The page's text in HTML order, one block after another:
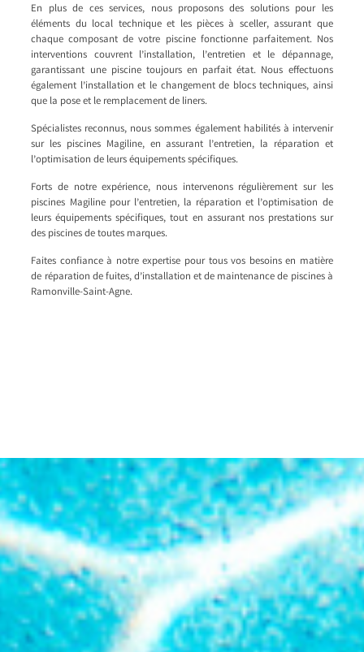
En plus de ces services, nous proposons des solutions pour les
éléments du local technique et les pièces à sceller, assurant que
chaque composant de votre piscine fonctionne parfaitement. Nos
interventions couvrent l’installation, l’entretien et le dépannage,
garantissant une piscine toujours en parfait état. Nous effectuons
également l’installation et le changement de blocs techniques, ainsi
que la pose et le remplacement de liners.
Spécialistes reconnus, nous sommes également habilités à intervenir
sur les piscines Magiline, en assurant l’entretien, la réparation et
l’optimisation de leurs équipements spécifiques.
Forts de notre expérience, nous intervenons régulièrement sur les
piscines Magiline pour l’entretien, la réparation et l’optimisation de
leurs équipements spécifiques, tout en assurant nos prestations sur
des piscines de toutes marques.
Faites confiance à notre expertise pour tous vos besoins en matière
de réparation de fuites, d’installation et de maintenance de piscines à
Ramonville-Saint-Agne.